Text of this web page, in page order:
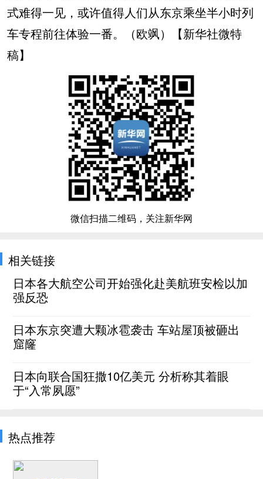
式难得一见，或许值得人们从东京乘坐半小时列
车专程前往体验一番。（欧飒）【新华社微特
稿】
微信扫描二维码，关注新华网
相关链接
日本各大航空公司开始强化赴美航班安检以加
强反恐
日本东京突遭大颗冰雹袭击 车站屋顶被砸出
窟窿
日本向联合国狂撒10亿美元 分析称其着眼
于“入常夙愿”
热点推荐